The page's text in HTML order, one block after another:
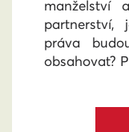
manželství
partnerství,
práva
obsahovat?